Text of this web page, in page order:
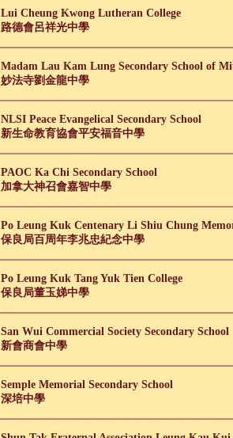
Lui Cheung Kwong Lutheran College
路德會呂祥光中學
Madam Lau Kam Lung Secondary School of
妙法寺劉金龍中學
NLSI Peace Evangelical Secondary School
新生命教育協會平安福音中學
PAOC Ka Chi Secondary School
加拿大神召會嘉智中學
Po Leung Kuk Centenary Li Shiu Chung
保良局百周年李兆忠紀念中學
Po Leung Kuk Tang Yuk Tien College
保良局董玉娣中學
San Wui Commercial Society Secondary School
新會商會中學
Semple Memorial Secondary School
深培中學